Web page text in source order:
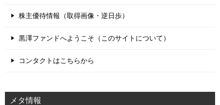
株主優待情報（取得画像・逆日歩）
黒澤ファンドへようこそ（このサイトについて）
コンタクトはこちらから
メタ情報